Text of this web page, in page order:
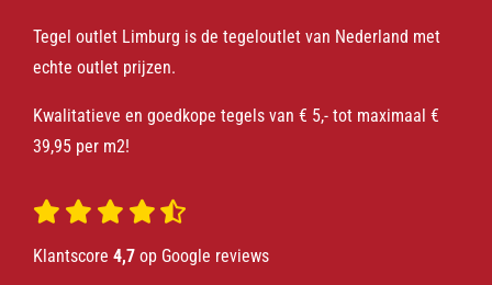
Tegel outlet Limburg is de tegeloutlet van Nederland met
echte outlet prijzen.
Kwalitatieve en goedkope tegels van € 5,- tot maximaal €
39,95 per m2!
Klantscore 4,7op Google reviews